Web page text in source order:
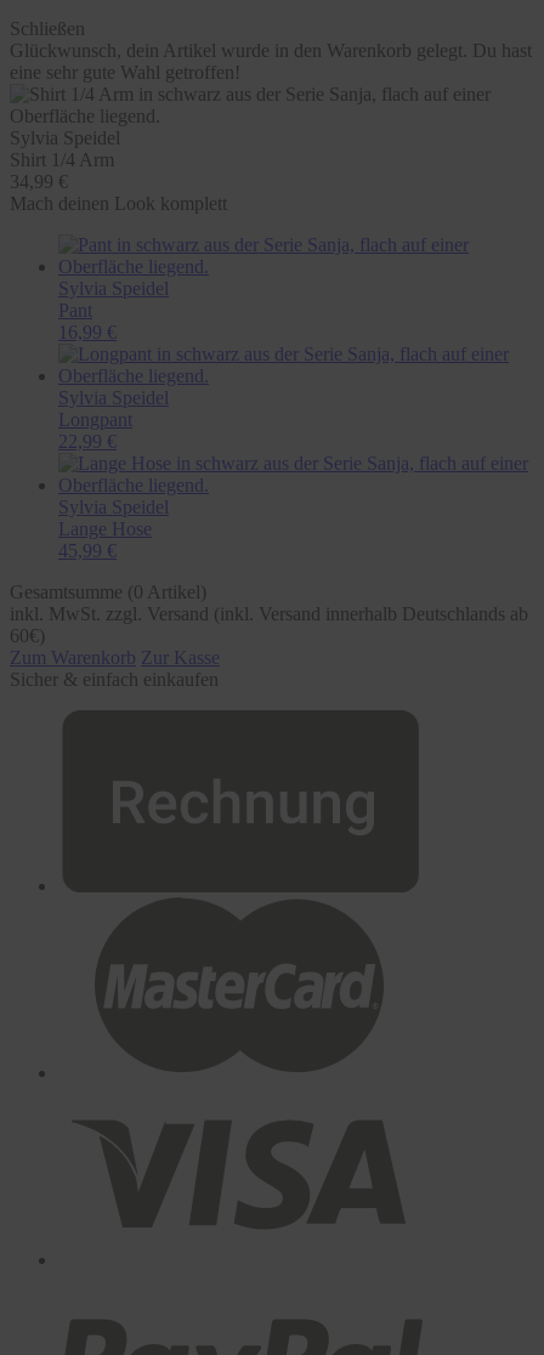
Schließen
Glückwunsch, dein Artikel wurde in den Warenkorb gelegt. Du hast
eine sehr gute Wahl getroffen!
Sylvia Speidel
Shirt 1/4 Arm
34,99 €
Mach deinen Look komplett
Sylvia Speidel
Pant
16,99 €
Sylvia Speidel
Longpant
22,99 €
Sylvia Speidel
Lange Hose
45,99 €
Gesamtsumme (0 Artikel)
inkl. MwSt. zzgl. Versand (inkl. Versand innerhalb Deutschlands ab
60€)
Zum Warenkorb Zur Kasse
Sicher & einfach einkaufen